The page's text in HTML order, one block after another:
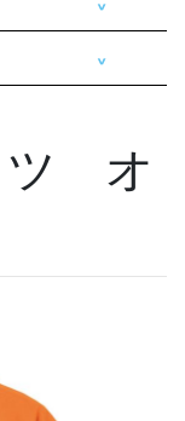
ツ オ